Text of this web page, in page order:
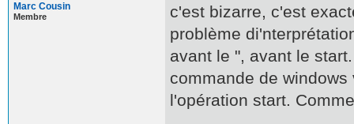
Marc Cousin
Membre
c'est bizarre, c'est
problème
avant le ", avant le
commande de
l'opération start.